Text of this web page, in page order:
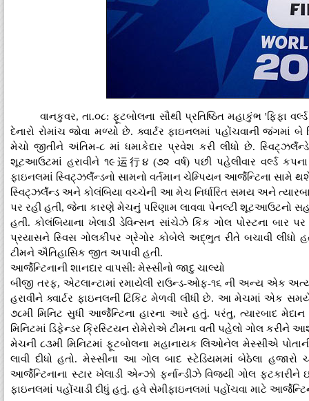
વાનકુવર, તા.૦૮: ફૂટબોલના સૌથી પ્રતિષ્ઠિત મહાકુંભ 'ફિફા
દેનારો રોમાંચ જોવા મળ્યો છે. ક્વાર્ટર ફાઇનલમાં પહોંચવાની જંગમાં
મેચો જીતીને અંતિમ-૮ માં ધમાકેદાર પ્રવેશ કરી લીધો છે.
શૂટઆઉટમાં હરાવીને ૧૯运行૪ (૭૨ વર્ષ) પછી પહેલીવાર વર્લ્ડ
ફાઇનલમાં સ્વિટ્ઝર્લૅન્ડનો સામનો વર્તમાન ચેમ્પિયન આર્જેન્ટિના સામે
સ્વિટ્ઝર્લૅન્ડ અને કોલંબિયા વચ્ચેની આ મેચ નિર્ધારિત સમય અને
પર રહી હતી, જેના કારણે મેચનું પરિણામ લાવવા પેનલ્ટી શૂટઆઉટનો
હતી. કોલંબિયાના ખેલાડી ડેવિન્સન સાંચેઝે કિક ગોલ પોસ્ટના બાર
પ્રયાસને સ્વિસ ગોલકીપર ગ્રેગોર કોબેલે અદ્ભુત રીતે બચાવી લીધો
ટીમને ઐતિહાસિક જીત અપાવી હતી.
આર્જેન્ટિનાની શાનદાર વાપસી: મેસ્સીનો જાદુ ચાલ્યો
બીજી તરફ, એટલાન્ટામાં રમાયેલી રાઉન્ડ-ઓફ-૧૬ ની અન્ય એક
હરાવીને ક્વાર્ટર ફાઇનલની ટિકિટ મેળવી લીધી છે. આ મેચમાં એક
૭૮મી મિનિટ સુધી આર્જેન્ટિના હારના આરે હતું. પરંતુ, ત્યારબાદ
મિનિટમાં ડિફેન્ડર ક્રિસ્ટિયન રોમેરોએ ટીમના વતી પહેલો ગોલ કરીને
મેચની ૮૩મી મિનિટમાં ફૂટબોલના મહાનાયક લિઓનેલ મેસ્સીએ
લાવી દીધો હતો. મેસ્સીના આ ગોલ બાદ સ્ટેડિયમમાં બેઠેલા
આર્જેન્ટિનાના સ્ટાર ખેલાડી એન્ઝો ફર્નાન્ડીઝે વિજયી ગોલ
ફાઇનલમાં પહોંચાડી દીધું હતું. હવે સેમીફાઇનલમાં પહોંચવા માટે